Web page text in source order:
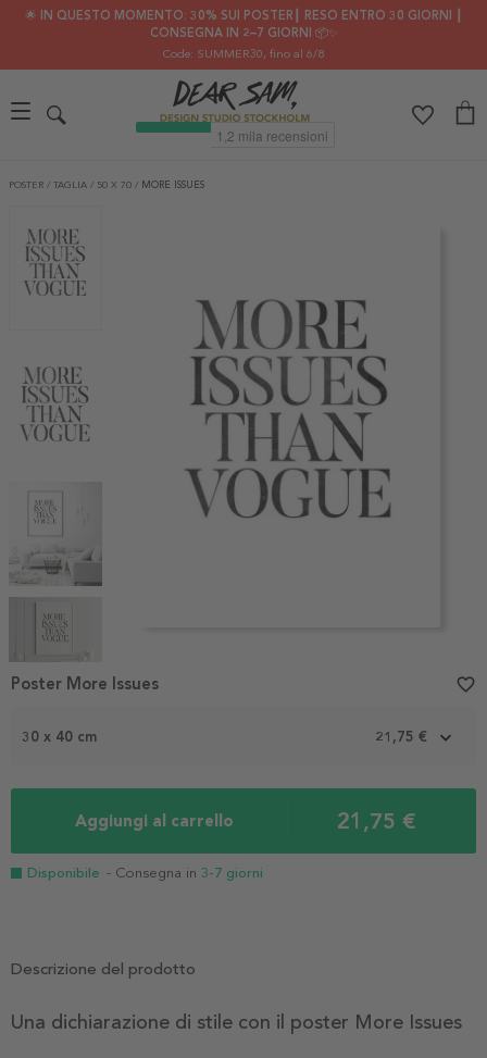
🌟 IN QUESTO MOMENTO: 30% SUI POSTER┃ RESO ENTRO 30 GIORNI ┃
CONSEGNA IN 2–7 GIORNI 📦✨
Code: SUMMER30, fino al 6/8
POSTER / TAGLIA / 50 X 70 / MORE ISSUES
1
30 x 40 cm 21,75 €
Aggiungi al carrello 21,75 €
Disponibile - Consegna in 3-7 giorni
Poster More Issues favorite_border
Descrizione del prodotto
Una dichiarazione di stile con il poster More Issues